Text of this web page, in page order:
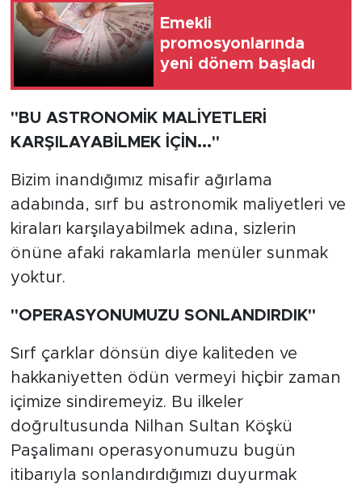
Emekli
promosyonlarında
yeni dönem başladı
"BU ASTRONOMİK MALİYETLERİ
KARŞILAYABİLMEK İÇİN..."
Bizim inandığımız misafir ağırlama
adabında, sırf bu astronomik maliyetleri ve
kiraları karşılayabilmek adına, sizlerin
önüne afaki rakamlarla menüler sunmak
yoktur.
"OPERASYONUMUZU SONLANDIRDIK"
Sırf çarklar dönsün diye kaliteden ve
hakkaniyetten ödün vermeyi hiçbir zaman
içimize sindiremeyiz. Bu ilkeler
doğrultusunda Nilhan Sultan Köşkü
Paşalimanı operasyonumuzu bugün
itibarıyla sonlandırdığımızı duyurmak